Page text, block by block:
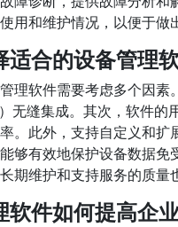
用和维护情况，以便于做
适合的设备管理
理软件需要考虑多个因
无缝集成。其次，软件
。此外，支持自定义和
够有效地保护设备数据
期维护和支持服务的质量
软件如何提高企